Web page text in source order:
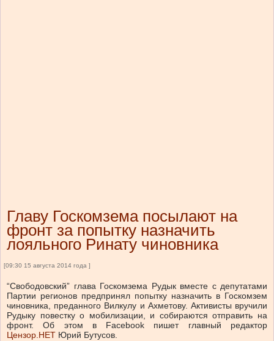
Главу Госкомзема посылают на
фронт за попытку назначить
лояльного Ринату чиновника
[09:30 15 августа 2014 года ]
“Свободовский” глава Госкомзема Рудык вместе с депутатами
Партии регионов предпринял попытку назначить в Госкомзем
чиновника, преданного Вилкулу и Ахметову. Активисты вручили
Рудыку повестку о мобилизации, и собираются отправить на
фронт. Об этом в Facebook пишет главный редактор
Цензор.НЕТ Юрий Бутусов.